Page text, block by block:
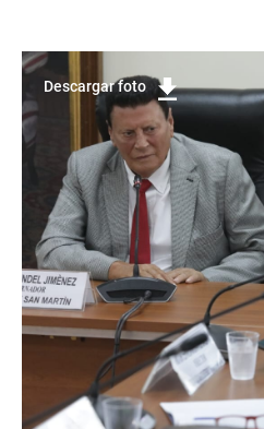
Descargar foto